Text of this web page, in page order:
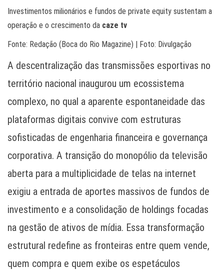
Investimentos milionários e fundos de private equity sustentam a
operação e o crescimento da caze tv
Fonte: Redação (Boca do Rio Magazine) | Foto: Divulgação
A descentralização das transmissões esportivas no
território nacional inaugurou um ecossistema
complexo, no qual a aparente espontaneidade das
plataformas digitais convive com estruturas
sofisticadas de engenharia financeira e governança
corporativa. A transição do monopólio da televisão
aberta para a multiplicidade de telas na internet
exigiu a entrada de aportes massivos de fundos de
investimento e a consolidação de holdings focadas
na gestão de ativos de mídia. Essa transformação
estrutural redefine as fronteiras entre quem vende,
quem compra e quem exibe os espetáculos